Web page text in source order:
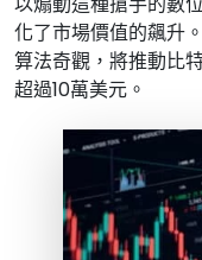
化了市場價值的飆升
算法奇觀，將推動比
超過10萬美元。